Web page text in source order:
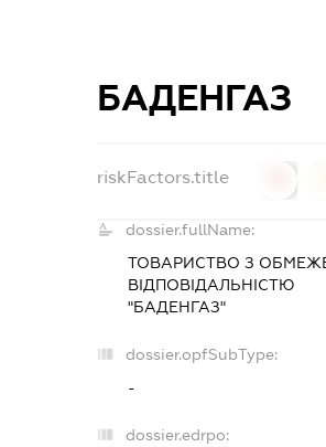
БАДЕНГАЗ
riskFactors.title
dossier.fullName:
ТОВАРИСТВО З
ВІДПОВІДАЛЬНІСТЮ
"БАДЕНГАЗ"
dossier.opfSubType:
-
dossier.edrpo: